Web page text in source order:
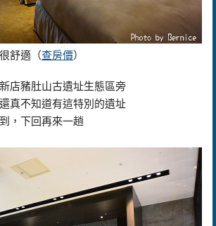
舒適（查房價）
店豬肚山古遺址生態區旁
真不知道有這特別的遺址
，下回再來一趟